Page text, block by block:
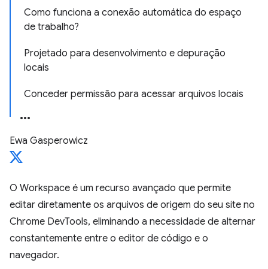
Como funciona a conexão automática do espaço
de trabalho?
Projetado para desenvolvimento e depuração
locais
Conceder permissão para acessar arquivos locais
Ewa Gasperowicz
O Workspace é um recurso avançado que permite
editar diretamente os arquivos de origem do seu site no
Chrome DevTools, eliminando a necessidade de alternar
constantemente entre o editor de código e o
navegador.